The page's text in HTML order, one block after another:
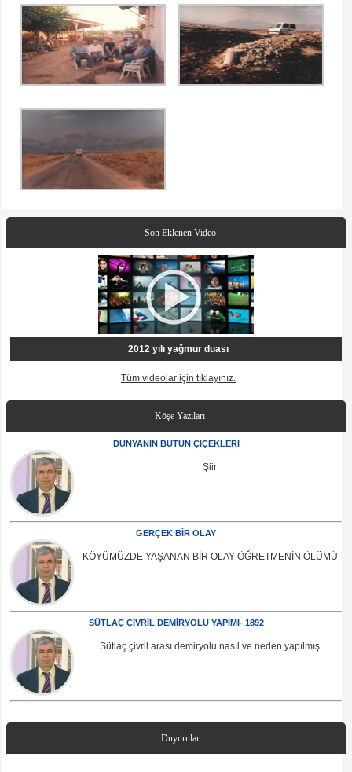
Son Eklenen Video
2012 yılı yağmur duası
Tüm videolar için tıklayınız.
Köşe Yazıları
DÜNYANIN BÜTÜN ÇİÇEKLERİ
Şiir
GERÇEK BİR OLAY
KÖYÜMÜZDE YAŞANAN BİR OLAY-ÖĞRETMENİN ÖLÜMÜ
SÜTLAÇ ÇİVRİL DEMİRYOLU YAPIMI- 1892
Sütlaç çivril arası demiryolu nasıl ve neden yapılmış
Duyurular